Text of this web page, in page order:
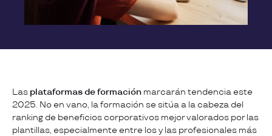
Las plataformas de formación marcarán tendencia este
2025. No en vano, la formación se sitúa a la cabeza del
ranking de beneficios corporativos mejor valorados por las
plantillas, especialmente entre los y las profesionales más